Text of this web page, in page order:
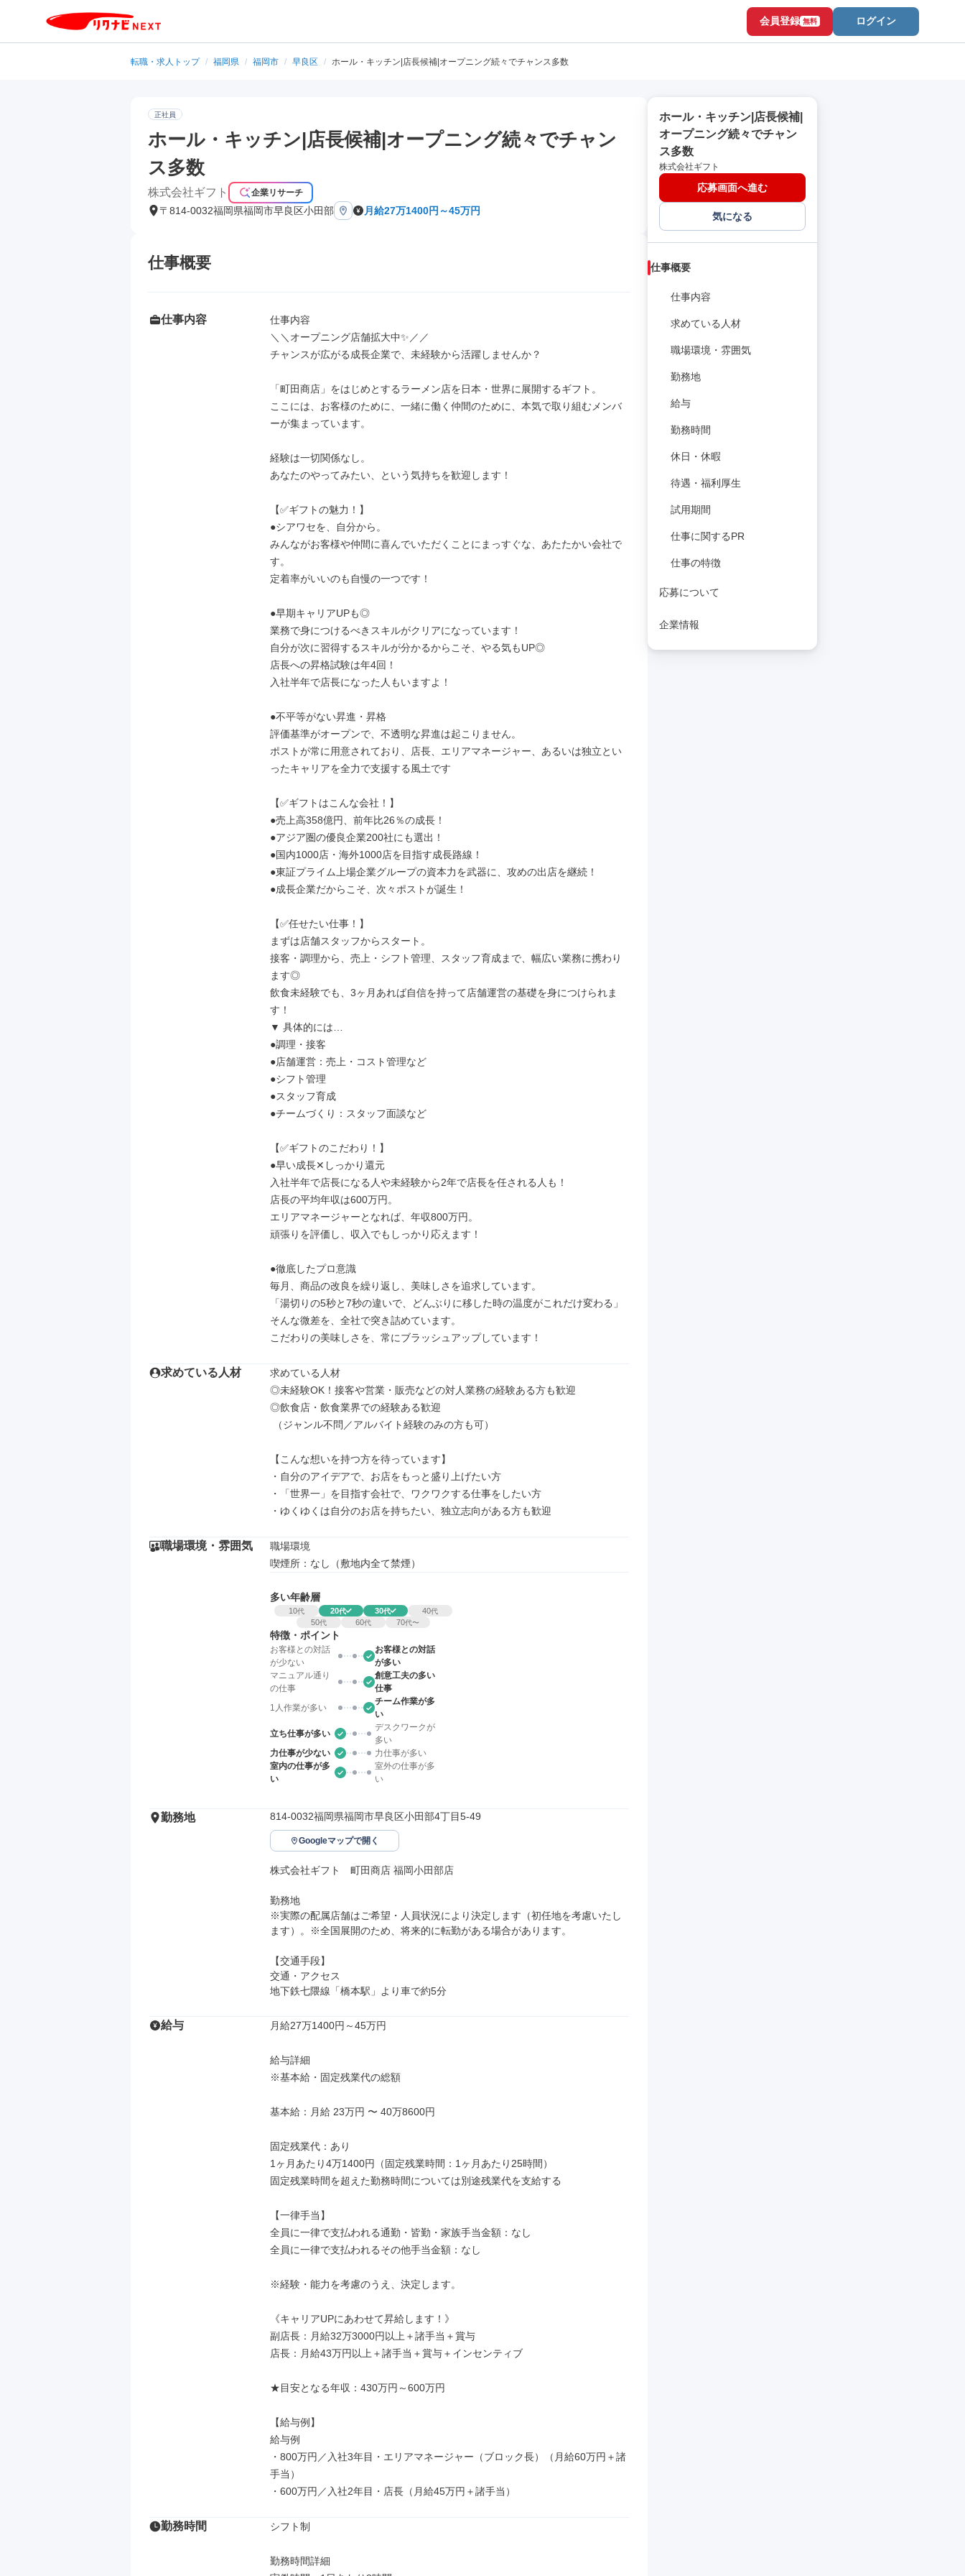
会員登録 無料 ログイン
転職・求人トップ / 福岡県 / 福岡市 / 早良区 / ホール・キッチン|店長候補|オープニング続々でチャンス多数
正社員
ホール・キッチン|店長候補|オープニング続々でチャン
ス多数
株式会社ギフト 企業リサーチ
〒814-0032福岡県福岡市早良区小田部 月給27万1400円～45万円
仕事概要
仕事内容
仕事内容
＼＼オープニング店舗拡大中✨️／／
チャンスが広がる成長企業で、未経験から活躍しませんか？
「町田商店」をはじめとするラーメン店を日本・世界に展開するギフト。
ここには、お客様のために、一緒に働く仲間のために、本気で取り組むメンバ
ーが集まっています。
経験は一切関係なし。
あなたのやってみたい、という気持ちを歓迎します！
【✅️ギフトの魅力！】
●シアワセを、自分から。
みんながお客様や仲間に喜んでいただくことにまっすぐな、あたたかい会社で
す。
定着率がいいのも自慢の一つです！
●早期キャリアUPも◎
業務で身につけるべきスキルがクリアになっています！
自分が次に習得するスキルが分かるからこそ、やる気もUP◎
店長への昇格試験は年4回！
入社半年で店長になった人もいますよ！
●不平等がない昇進・昇格
評価基準がオープンで、不透明な昇進は起こりません。
ポストが常に用意されており、店長、エリアマネージャー、あるいは独立とい
ったキャリアを全力で支援する風土です
【✅️ギフトはこんな会社！】
●売上高358億円、前年比26％の成長！
●アジア圏の優良企業200社にも選出！
●国内1000店・海外1000店を目指す成長路線！
●東証プライム上場企業グループの資本力を武器に、攻めの出店を継続！
●成長企業だからこそ、次々ポストが誕生！
【✅️任せたい仕事！】
まずは店舗スタッフからスタート。
接客・調理から、売上・シフト管理、スタッフ育成まで、幅広い業務に携わり
ます◎
飲食未経験でも、3ヶ月あれば自信を持って店舗運営の基礎を身につけられま
す！
▼ 具体的には…
●調理・接客
●店舗運営：売上・コスト管理など
●シフト管理
●スタッフ育成
●チームづくり：スタッフ面談など
【✅️ギフトのこだわり！】
●早い成長✕しっかり還元
入社半年で店長になる人や未経験から2年で店長を任される人も！
店長の平均年収は600万円。
エリアマネージャーとなれば、年収800万円。
頑張りを評価し、収入でもしっかり応えます！
●徹底したプロ意識
毎月、商品の改良を繰り返し、美味しさを追求しています。
「湯切りの5秒と7秒の違いで、どんぶりに移した時の温度がこれだけ変わる」
そんな微差を、全社で突き詰めています。
こだわりの美味しさを、常にブラッシュアップしています！
求めている人材
求めている人材
◎未経験OK！接客や営業・販売などの対人業務の経験ある方も歓迎
◎飲食店・飲食業界での経験ある歓迎
【こんな想いを持つ方を待っています】
・自分のアイデアで、お店をもっと盛り上げたい方
・「世界一」を目指す会社で、ワクワクする仕事をしたい方
・ゆくゆくは自分のお店を持ちたい、独立志向がある方も歓迎
職場環境・雰囲気
職場環境
喫煙所：なし（敷地内全て禁煙）
多い年齢層
10代 20代 30代 40代
50代 60代 70代〜
特徴・ポイント
お客様との対話
が少ない
お客様との対話
が多い
マニュアル通り
の仕事
創意工夫の多い
仕事
1人作業が多い
チーム作業が多
い
立ち仕事が多い
デスクワークが
多い
力仕事が少ない
力仕事が多い
室内の仕事が多
い
室外の仕事が多
い
勤務地 814-0032福岡県福岡市早良区小田部4丁目5-49
Googleマップで開く
株式会社ギフト　町田商店 福岡小田部店
勤務地
※実際の配属店舗はご希望・人員状況により決定します（初任地を考慮いたし
ます）。※全国展開のため、将来的に転勤がある場合があります。
【交通手段】
交通・アクセス
地下鉄七隈線「橋本駅」より車で約5分
給与 月給27万1400円～45万円
給与詳細
※基本給・固定残業代の総額
基本給：月給 23万円 〜 40万8600円
固定残業代：あり
1ヶ月あたり4万1400円（固定残業時間：1ヶ月あたり25時間）
固定残業時間を超えた勤務時間については別途残業代を支給する
【一律手当】
全員に一律で支払われる通勤・皆勤・家族手当金額：なし
全員に一律で支払われるその他手当金額：なし
※経験・能力を考慮のうえ、決定します。
《キャリアUPにあわせて昇給します！》
副店長：月給32万3000円以上＋諸手当＋賞与
店長：月給43万円以上＋諸手当＋賞与＋インセンティブ
★目安となる年収：430万円～600万円
【給与例】
給与例
・800万円／入社3年目・エリアマネージャー（ブロック長）（月給60万円＋諸
手当）
・600万円／入社2年目・店長（月給45万円＋諸手当）
勤務時間 シフト制
勤務時間詳細
ホール・キッチン|店長候補|
オープニング続々でチャン
ス多数
株式会社ギフト
応募画面へ進む
気になる
仕事概要
仕事内容
求めている人材
職場環境・雰囲気
勤務地
給与
勤務時間
休日・休暇
待遇・福利厚生
試用期間
仕事に関するPR
仕事の特徴
応募について
企業情報